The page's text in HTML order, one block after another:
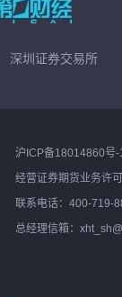
深圳证券交易所
沪ICP备18014860号-
经营证券期货业务许
联系电话：400-719-
总经理信箱：